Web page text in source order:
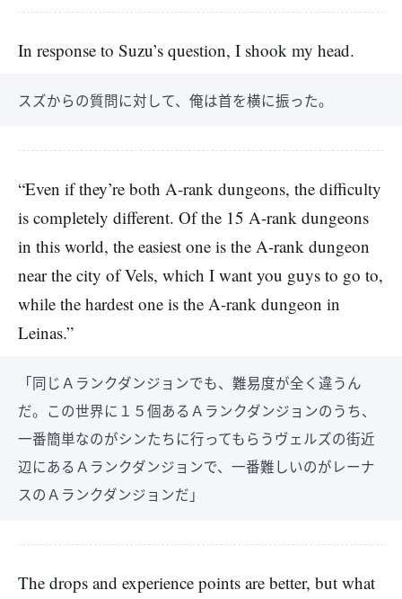
In response to Suzu’s question, I shook my head.
スズからの質問に対して、俺は首を横に振った。
“Even if they’re both A-rank dungeons, the difficulty
is completely different. Of the 15 A-rank dungeons
in this world, the easiest one is the A-rank dungeon
near the city of Vels, which I want you guys to go to,
while the hardest one is the A-rank dungeon in
Leinas.”
「同じＡランクダンジョンでも、難易度が全く違うん
だ。この世界に１５個あるＡランクダンジョンのうち、
一番簡単なのがシンたちに行ってもらうヴェルズの街近
辺にあるＡランクダンジョンで、一番難しいのがレーナ
スのＡランクダンジョンだ」
The drops and experience points are better, but what